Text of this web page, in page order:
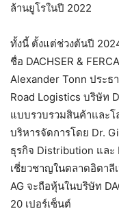
ล้านยูโรในปี 2022
ทั้งนี้ ตั้งแต่ช่วงต้นปี
ชื่อ DACHSER &
Alexander Tonn ประ
Road Logistics บริษัท
แบบรวบรวมสินค้าและ
บริหารจัดการโดย Dr.
ธุรกิจ Distribution แล
เชี่ยวชาญในตลาดอิตาลี
AG จะถือหุ้นในบริษัท
20 เปอร์เซ็นต์